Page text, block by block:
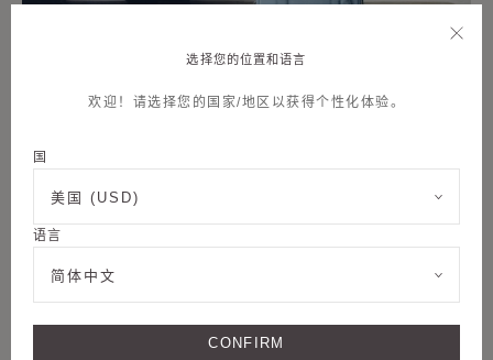
选择您的位置和语言
欢迎！请选择您的国家/地区以获得个性化体验。
国
美国 (USD)
语言
简体中文
CONFIRM